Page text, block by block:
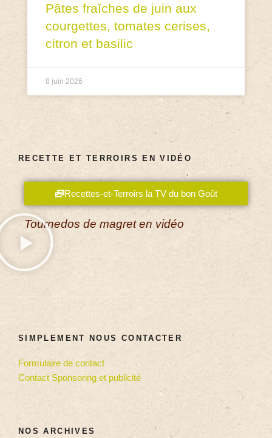
Pâtes fraîches de juin aux
courgettes, tomates cerises,
citron et basilic
8 juin 2026
RECETTE ET TERROIRS EN VIDÉO
Recettes-et-Terroirs la TV du bon Goût
Tournedos de magret en vidéo
SIMPLEMENT NOUS CONTACTER
Formulaire de contact
Contact Sponsoring et publicité
NOS ARCHIVES